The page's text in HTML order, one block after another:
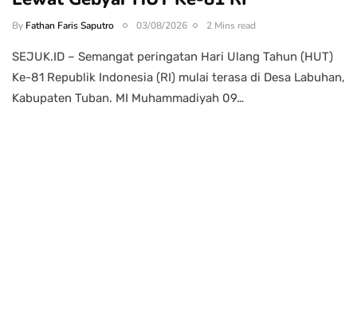
By Fathan Faris Saputro 03/08/2026 2 Mins read
SEJUK.ID – Semangat peringatan Hari Ulang Tahun (HUT)
Ke-81 Republik Indonesia (RI) mulai terasa di Desa Labuhan,
Kabupaten Tuban. MI Muhammadiyah 09…